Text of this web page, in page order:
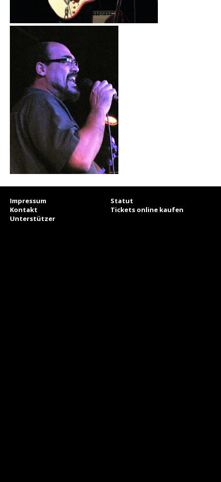
Impressum
Statut
Kontakt
Tickets online kaufen
Unterstützer